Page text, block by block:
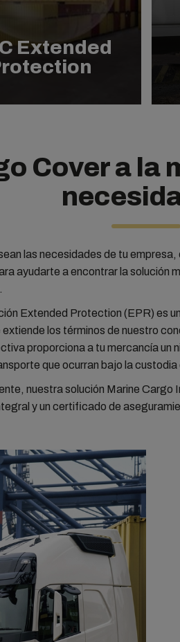
Extended
Cover a la
las necesidades de tu
ayudarte a encontrar la solución
Extended Protection (EPR) es
extiende los términos de nuestro
proporciona a tu mercancía un
que ocurran bajo la custodia
nuestra solución Marine Cargo
y un certificado de